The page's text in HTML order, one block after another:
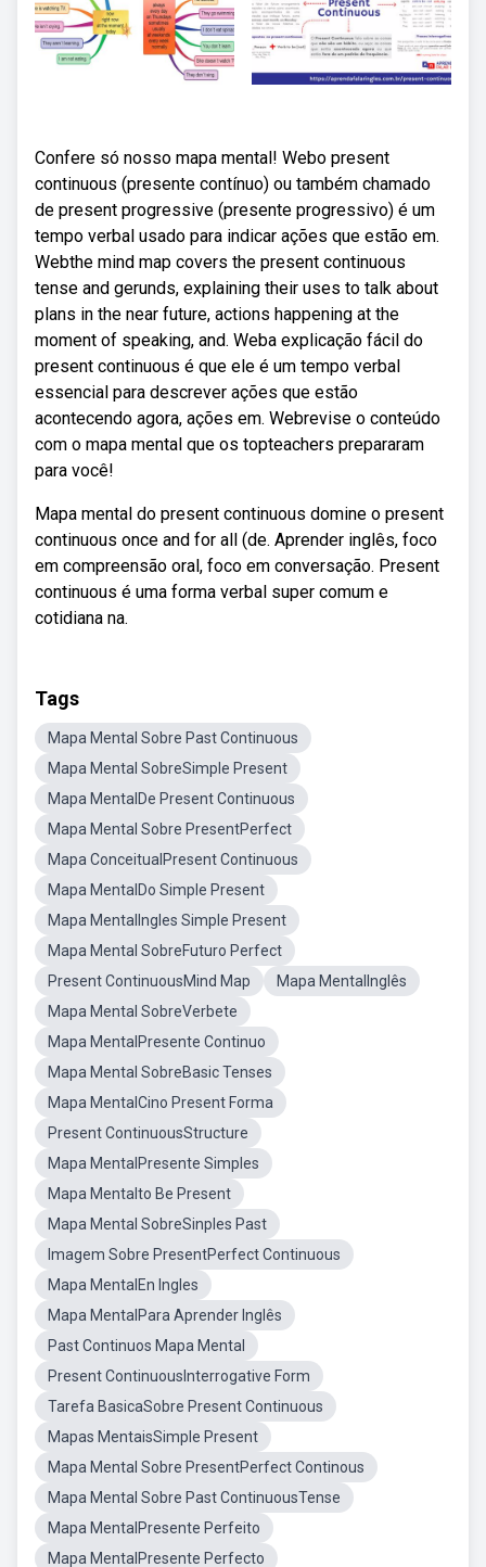
Confere só nosso mapa mental! Webo present
continuous (presente contínuo) ou também chamado
de present progressive (presente progressivo) é um
tempo verbal usado para indicar ações que estão em.
Webthe mind map covers the present continuous
tense and gerunds, explaining their uses to talk about
plans in the near future, actions happening at the
moment of speaking, and. Weba explicação fácil do
present continuous é que ele é um tempo verbal
essencial para descrever ações que estão
acontecendo agora, ações em. Webrevise o conteúdo
com o mapa mental que os topteachers prepararam
para você!
Mapa mental do present continuous domine o present
continuous once and for all (de. Aprender inglês, foco
em compreensão oral, foco em conversação. Present
continuous é uma forma verbal super comum e
cotidiana na.
Tags
Mapa Mental Sobre Past Continuous
Mapa Mental SobreSimple Present
Mapa MentalDe Present Continuous
Mapa Mental Sobre PresentPerfect
Mapa ConceitualPresent Continuous
Mapa MentalDo Simple Present
Mapa MentalIngles Simple Present
Mapa Mental SobreFuturo Perfect
Present ContinuousMind Map
Mapa MentalInglês
Mapa Mental SobreVerbete
Mapa MentalPresente Continuo
Mapa Mental SobreBasic Tenses
Mapa MentalCino Present Forma
Present ContinuousStructure
Mapa MentalPresente Simples
Mapa Mentalto Be Present
Mapa Mental SobreSinples Past
Imagem Sobre PresentPerfect Continuous
Mapa MentalEn Ingles
Mapa MentalPara Aprender Inglês
Past Continuos Mapa Mental
Present ContinuousInterrogative Form
Tarefa BasicaSobre Present Continuous
Mapas MentaisSimple Present
Mapa Mental Sobre PresentPerfect Continous
Mapa Mental Sobre Past ContinuousTense
Mapa MentalPresente Perfeito
Mapa MentalPresente Perfecto